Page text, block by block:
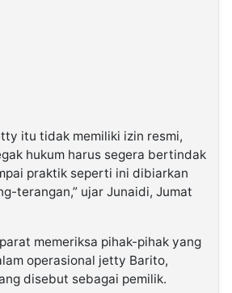
itu tidak memiliki izin resmi,
hukum harus segera bertindak
praktik seperti ini dibiarkan
terangan,” ujar Junaidi, Jumat
memeriksa pihak-pihak yang
operasional jetty Barito,
disebut sebagai pemilik.